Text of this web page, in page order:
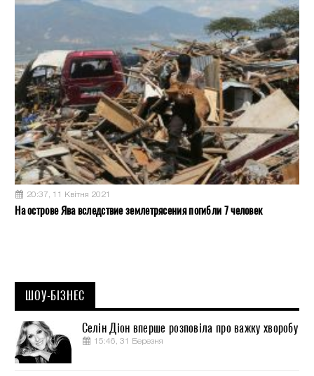
20:37, 11 Квітня 2021
На острове Ява вследствие землетрясения погибли 7 человек
ШОУ-БІЗНЕС
Селін Діон вперше розповіла про важку хворобу
15:46, 31 Березня